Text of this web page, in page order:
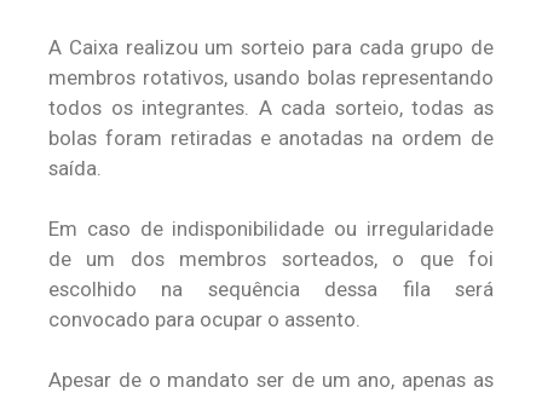
A Caixa realizou um sorteio para cada grupo de
membros rotativos, usando bolas representando
todos os integrantes. A cada sorteio, todas as
bolas foram retiradas e anotadas na ordem de
saída.
Em caso de indisponibilidade ou irregularidade
de um dos membros sorteados, o que foi
escolhido na sequência dessa fila será
convocado para ocupar o assento.
Apesar de o mandato ser de um ano, apenas as